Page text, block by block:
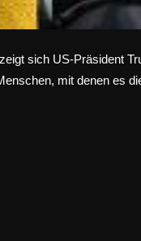
sich US-Präsident
mit denen es